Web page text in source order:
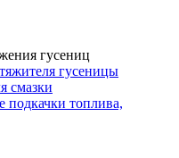
гусениц
гусеницы
смазки
подкачки топлива,